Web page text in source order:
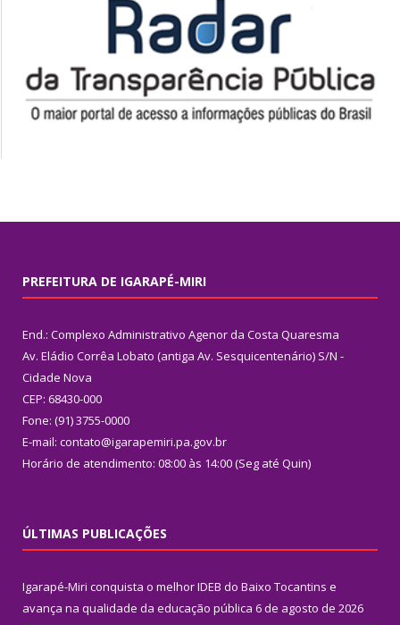
PREFEITURA DE IGARAPÉ-MIRI
End.: Complexo Administrativo Agenor da Costa Quaresma
Av. Eládio Corrêa Lobato (antiga Av. Sesquicentenário) S/N -
Cidade Nova
CEP: 68430-000
Fone: (91) 3755-0000
E-mail: contato@igarapemiri.pa.gov.br
Horário de atendimento: 08:00 às 14:00 (Seg até Quin)
ÚLTIMAS PUBLICAÇÕES
Igarapé-Miri conquista o melhor IDEB do Baixo Tocantins e
avança na qualidade da educação pública 6 de agosto de 2026